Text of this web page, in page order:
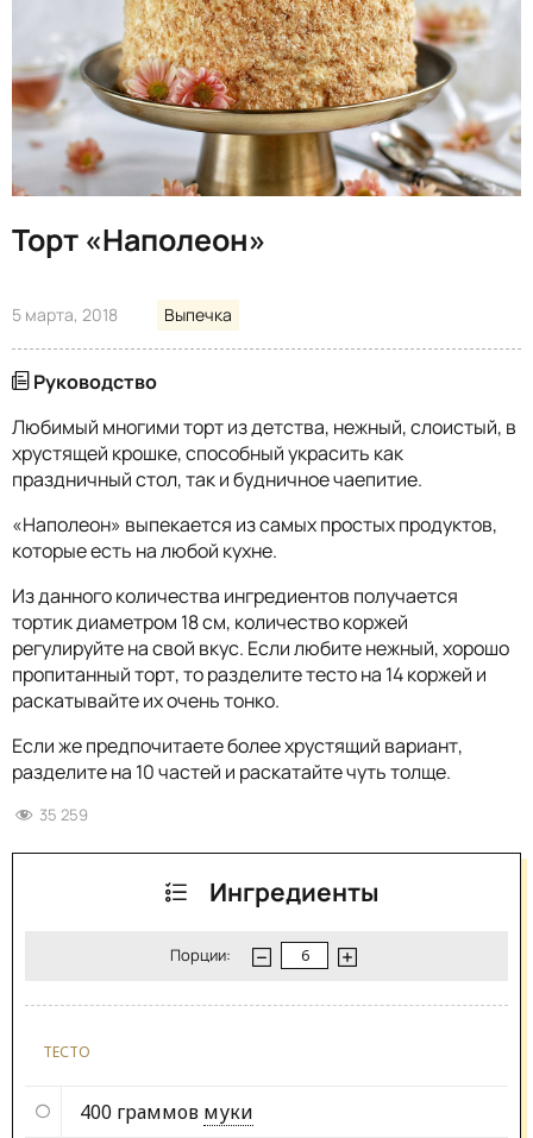
Торт «Наполеон»
5 марта, 2018 Выпечка
Руководство
Любимый многими торт из детства, нежный, слоистый, в
хрустящей крошке, способный украсить как
праздничный стол, так и будничное чаепитие.
«Наполеон» выпекается из самых простых продуктов,
которые есть на любой кухне.
Из данного количества ингредиентов получается
тортик диаметром 18 см, количество коржей
регулируйте на свой вкус. Если любите нежный, хорошо
пропитанный торт, то разделите тесто на 14 коржей и
раскатывайте их очень тонко.
Если же предпочитаете более хрустящий вариант,
разделите на 10 частей и раскатайте чуть толще.
35 259
Ингредиенты
Порции:
ТЕСТО
400 граммов муки